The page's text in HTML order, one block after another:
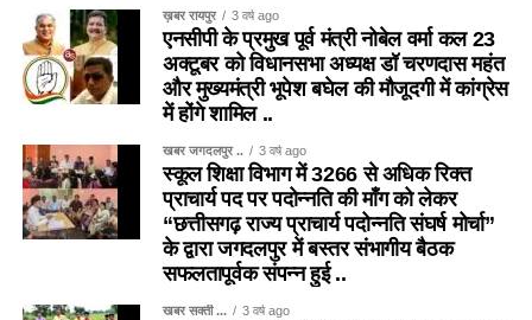
ख़बर रायपुर 3 वर्ष ago
एनसीपी के प्रमुख पूर्व मंत्री नोबेल वर्मा कल 23
अक्टूबर को विधानसभा अध्यक्ष डॉ चरणदास महंत
और मुख्यमंत्री भूपेश बघेल की मौजूदगी में कांग्रेस
में होंगे शामिल ..
खबर जगदलपुर .. 3 वर्ष ago
स्कूल शिक्षा विभाग में 3266 से अधिक रिक्त
प्राचार्य पद पर पदोन्नति की माँग को लेकर
“छत्तीसगढ़ राज्य प्राचार्य पदोन्नति संघर्ष मोर्चा”
के द्वारा जगदलपुर में बस्तर संभागीय बैठक
सफलतापूर्वक संपन्न हुई ..
खबर सक्ती ... 3 वर्ष ago